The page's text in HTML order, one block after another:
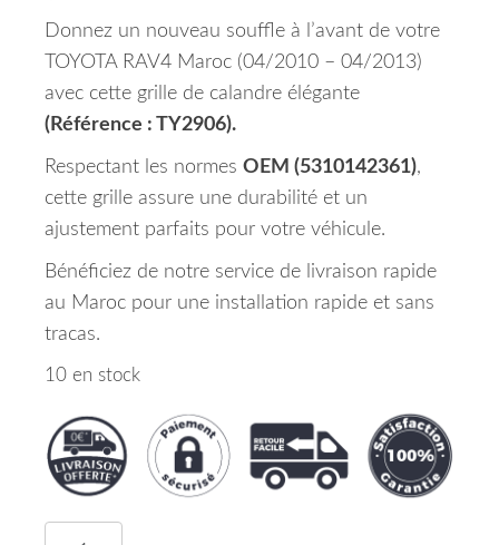
Donnez un nouveau souffle à l’avant de votre
TOYOTA RAV4 Maroc (04/2010 – 04/2013)
avec cette grille de calandre élégante
(Référence : TY2906).
Respectant les normes OEM (5310142361),
cette grille assure une durabilité et un
ajustement parfaits pour votre véhicule.
Bénéficiez de notre service de livraison rapide
au Maroc pour une installation rapide et sans
tracas.
10 en stock